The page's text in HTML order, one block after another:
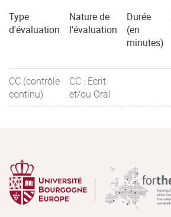
Type
d'évaluation
Nature de
l'évaluation
Durée
(en
minutes)
CC (contrôle
continu)
CC : Ecrit
et/ou Oral